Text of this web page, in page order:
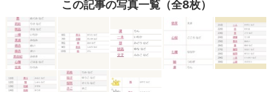
この記事の写真一覧（全8枚）